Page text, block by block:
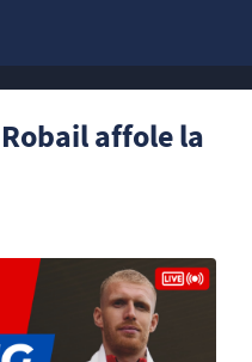
affole la